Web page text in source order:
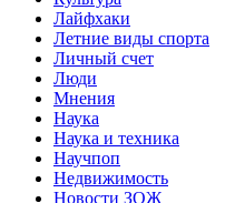
Лайфхаки
Летние виды спорта
Личный счет
Люди
Мнения
Наука
Наука и техника
Научпоп
Недвижимость
Новости ЗОЖ